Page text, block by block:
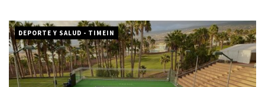
DEPORTE Y SALUD - TIMEIN